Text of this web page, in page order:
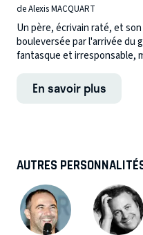
de Alexis MACQUART
Un père, écrivain raté, et
bouleversée par l'arrivée du
fantasque et irresponsable,
En savoir plus
AUTRES